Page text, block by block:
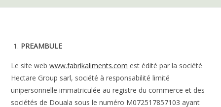
PREAMBULE
Le site webwww.fabrikaliments.com est édité par la société
Hectare Group sarl, société à responsabilité limité
unipersonnelle immatriculée au registre du commerce et des
sociétés de Douala sous le numéro M072517857103 ayant